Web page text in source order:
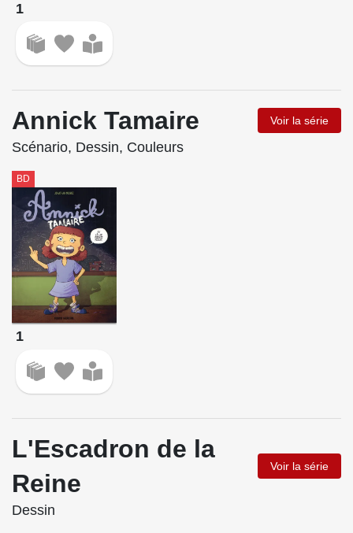
1
Annick Tamaire Voir la série
Scénario, Dessin, Couleurs
BD
1
L'Escadron de la
Reine
Voir la série
Dessin